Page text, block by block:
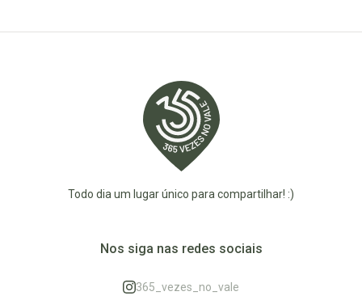
Todo dia um lugar único para compartilhar! :)
Nos siga nas redes sociais
365_vezes_no_vale